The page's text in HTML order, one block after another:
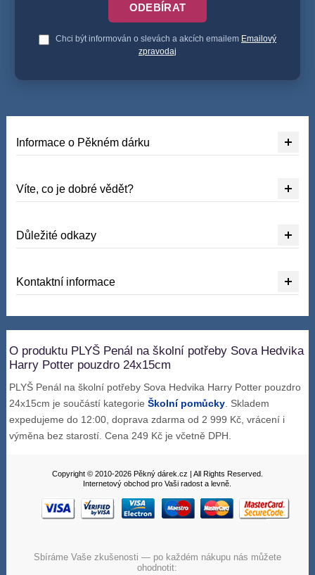
ODEBÍRAT
Chci být informován o slevách a akcích emailem Emailový
zpravodaj
Informace o Pěkném dárku
Víte, co je dobré vědět?
Důležité odkazy
Kontaktní informace
O produktu PLYŠ Penál na školní potřeby Sova Hedvika
Harry Potter pouzdro 24x15cm
PLYŠ Penál na školní potřeby Sova Hedvika Harry Potter pouzdro
24x15cm je součástí kategorieŠkolní pomůcky . Skladem
expedujeme do 12:00, doprava zdarma od 2 999 Kč, vrácení i
výměna bez starostí. Cena 249 Kč je včetně DPH.
Copyright © 2010-2026 Pěkný dárek.cz | All Rights Reserved.
Internetový obchod pro Vaši radost a levně.
Sbíráme Vaše zkušenosti — po každém nákupu nás můžete
ohodnotit: